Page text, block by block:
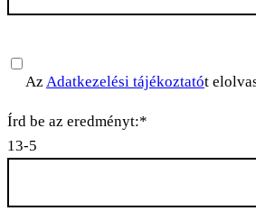
Please leave this field empty.
Az Adatkezelési tájékoztatót
Írd be az eredményt:*
13-5